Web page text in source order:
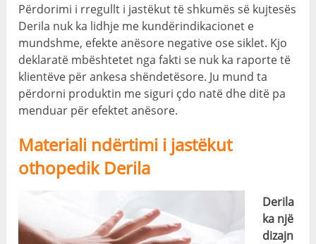
Përdorimi i rregullt i jastëkut të shkumës së kujtesës
Derila nuk ka lidhje me kundërindikacionet e
mundshme, efekte anësore negative ose siklet. Kjo
deklaratë mbështetet nga fakti se nuk ka raporte të
klientëve për ankesa shëndetësore. Ju mund ta
përdorni produktin me siguri çdo natë dhe ditë pa
menduar për efektet anësore.
Materiali ndërtimi i jastëkut
othopedik Derila
Derila
ka një
dizajn